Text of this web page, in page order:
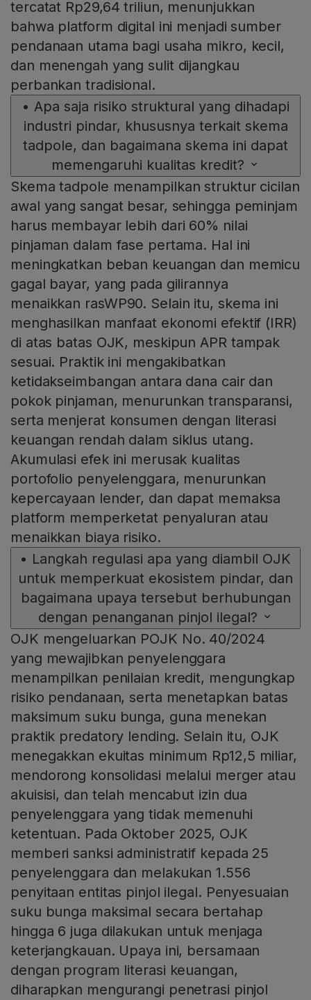
tercatat Rp29,64 triliun, menunjukkan
bahwa platform digital ini menjadi sumber
pendanaan utama bagi usaha mikro, kecil,
dan menengah yang sulit dijangkau
perbankan tradisional.
• Apa saja risiko struktural yang dihadapi
industri pindar, khususnya terkait skema
tadpole, dan bagaimana skema ini dapat
memengaruhi kualitas kredit?
Skema tadpole menampilkan struktur cicilan
awal yang sangat besar, sehingga peminjam
harus membayar lebih dari 60% nilai
pinjaman dalam fase pertama. Hal ini
meningkatkan beban keuangan dan memicu
gagal bayar, yang pada gilirannya
menaikkan rasWP90. Selain itu, skema ini
menghasilkan manfaat ekonomi efektif (IRR)
di atas batas OJK, meskipun APR tampak
sesuai. Praktik ini mengakibatkan
ketidakseimbangan antara dana cair dan
pokok pinjaman, menurunkan transparansi,
serta menjerat konsumen dengan literasi
keuangan rendah dalam siklus utang.
Akumulasi efek ini merusak kualitas
portofolio penyelenggara, menurunkan
kepercayaan lender, dan dapat memaksa
platform memperketat penyaluran atau
menaikkan biaya risiko.
• Langkah regulasi apa yang diambil OJK
untuk memperkuat ekosistem pindar, dan
bagaimana upaya tersebut berhubungan
dengan penanganan pinjol ilegal?
OJK mengeluarkan POJK No. 40/2024
yang mewajibkan penyelenggara
menampilkan penilaian kredit, mengungkap
risiko pendanaan, serta menetapkan batas
maksimum suku bunga, guna menekan
praktik predatory lending. Selain itu, OJK
menegakkan ekuitas minimum Rp12,5 miliar,
mendorong konsolidasi melalui merger atau
akuisisi, dan telah mencabut izin dua
penyelenggara yang tidak memenuhi
ketentuan. Pada Oktober 2025, OJK
memberi sanksi administratif kepada 25
penyelenggara dan melakukan 1.556
penyitaan entitas pinjol ilegal. Penyesuaian
suku bunga maksimal secara bertahap
hingga 6 juga dilakukan untuk menjaga
keterjangkauan. Upaya ini, bersamaan
dengan program literasi keuangan,
diharapkan mengurangi penetrasi pinjol